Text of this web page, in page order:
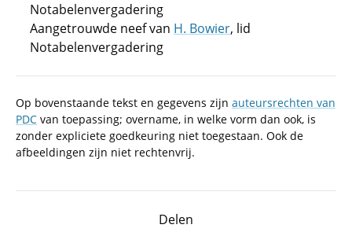
Notabelenvergadering
Aangetrouwde neef van H. Bowier, lid
Notabelenvergadering
Op bovenstaande tekst en gegevens zijn auteursrechten van
PDC van toepassing; overname, in welke vorm dan ook, is
zonder expliciete goedkeuring niet toegestaan. Ook de
afbeeldingen zijn niet rechtenvrij.
Delen